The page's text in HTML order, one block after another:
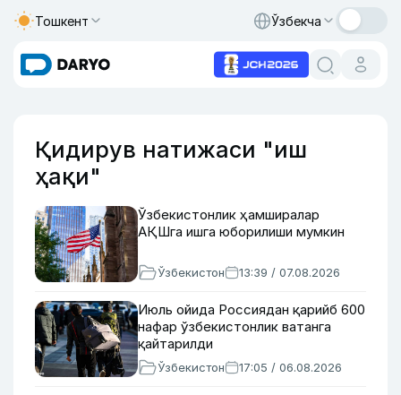
Тошкент Ўзбекча
Қидирув натижаси "иш
ҳақи"
Ўзбекистонлик ҳамширалар
АҚШга ишга юборилиши мумкин
Ўзбекистон 13:39 / 07.08.2026
Июль ойида Россиядан қарийб 600
нафар ўзбекистонлик ватанга
қайтарилди
Ўзбекистон 17:05 / 06.08.2026